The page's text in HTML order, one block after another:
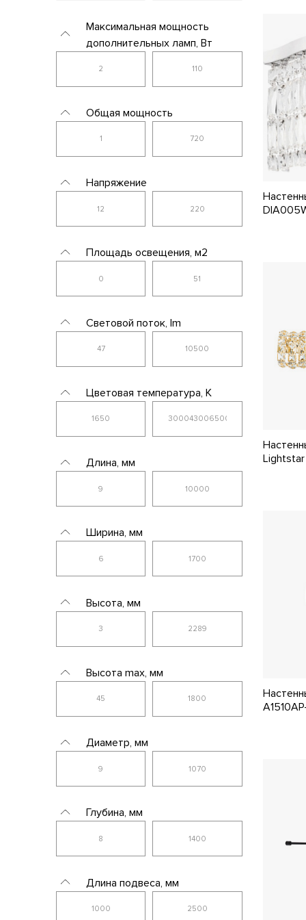
iLamp
iLedex
Indigo
Italline
Kanlux
Kink Light
Lampex
Lampit
Leucos
Loft It
Lucide
Lumina Deco
Lumion
Lussole
Lussole Loft
Mantra Tecnico
Maytoni
Mizi'en
MM Lampadari
Moderli
MyFar
GX8.5
LED
MR16
QRB111
T5
Максимальная мощность
дополнительных ламп, Вт
Общая мощность
Напряжение
Площадь освещения, м2
Световой поток, lm
Цветовая температура, K
Длина, мм
Ширина, мм
Высота, мм
Высота max, мм
Диаметр, мм
Глубина, мм
Длина подвеса, мм
Lightstar